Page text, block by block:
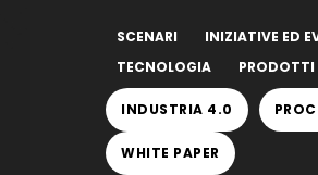
SCENARI INIZIATIVE ED
TECNOLOGIA
PRODOTTI
INDUSTRIA 4.0
WHITE PAPER